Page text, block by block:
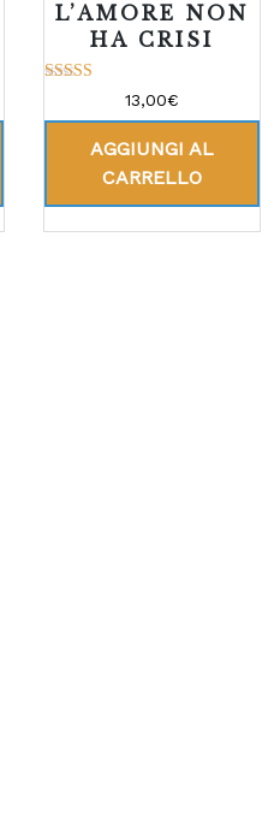
L’AMORE NON
HA CRISI
su 5
13,00€
AGGIUNGI AL
CARRELLO